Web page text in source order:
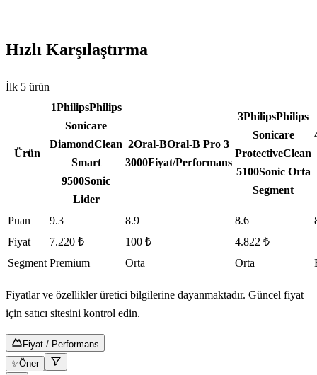
Hızlı Karşılaştırma
İlk 5 ürün
Ürün
1PhilipsPhilips
Sonicare
DiamondClean
Smart
9500Sonic
Lider
2Oral-BOral-B Pro 3
3000Fiyat/Performans
3PhilipsPhilips
Sonicare
ProtectiveClean
5100Sonic Orta
Segment
Puan 9.3 8.9 8.6
Fiyat
7.220 ₺ 100 ₺
4.822 ₺
Segment Premium Orta Orta
Fiyatlar ve özellikler üretici bilgilerine dayanmaktadır. Güncel fiyat
için satıcı sitesini kontrol edin.
Fiyat / Performans
✨Öner